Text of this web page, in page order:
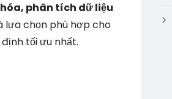
phân tích dữ liệu
lựa chọn phù hợp cho
tối ưu nhất.